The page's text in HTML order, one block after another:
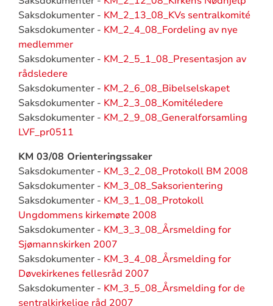
Saksdokumenter - KM_2_13_08_KVs sentralkomité
Saksdokumenter - KM_2_4_08_Fordeling av nye
medlemmer
Saksdokumenter - KM_2_5_1_08_Presentasjon av
rådsledere
Saksdokumenter - KM_2_6_08_Bibelselskapet
Saksdokumenter - KM_2_3_08_Komitéledere
Saksdokumenter - KM_2_9_08_Generalforsamling
LVF_pr0511
KM 03/08 Orienteringssaker
Saksdokumenter - KM_3_2_08_Protokoll BM 2008
Saksdokumenter - KM_3_08_Saksorientering
Saksdokumenter - KM_3_1_08_Protokoll
Ungdommens kirkemøte 2008
Saksdokumenter - KM_3_3_08_Årsmelding for
Sjømannskirken 2007
Saksdokumenter - KM_3_4_08_Årsmelding for
Døvekirkenes fellesråd 2007
Saksdokumenter - KM_3_5_08_Årsmelding for de
sentralkirkelige råd 2007